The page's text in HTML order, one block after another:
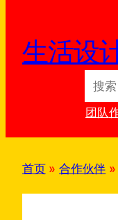
生活设
a
h
团队
首页»合作伙伴